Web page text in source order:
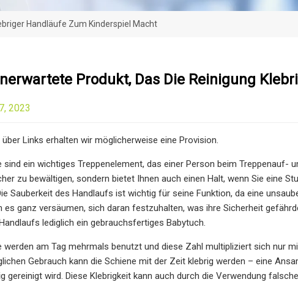
Handläufe Zum Kinderspiel Macht
Produkt, Das Die Reinigung
2023
Links erhalten wir möglicherweise eine Provision.
sind ein wichtiges Treppenelement, das einer Person beim Treppenauf-
zu bewältigen, sondern bietet Ihnen auch einen Halt, wenn Sie eine
Sauberkeit des Handlaufs ist wichtig für seine Funktion, da eine
es ganz versäumen, sich daran festzuhalten, was ihre Sicherheit
lediglich ein gebrauchsfertiges Babytuch.
werden am Tag mehrmals benutzt und diese Zahl multipliziert sich nur
Gebrauch kann die Schiene mit der Zeit klebrig werden – eine
gereinigt wird. Diese Klebrigkeit kann auch durch die Verwendung